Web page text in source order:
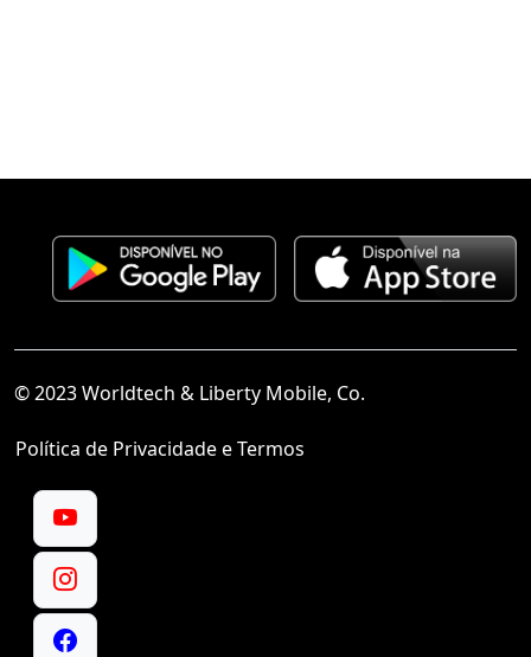
© 2023 Worldtech & Liberty Mobile, Co.
Política de Privacidade e Termos